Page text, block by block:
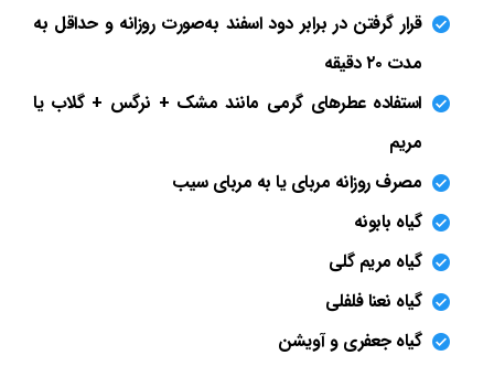
قرار گرفتن در برابر دود اسفند به‌صورت روزانه و حداقل به
مدت ۲۰ دقیقه
استفاده عطرهای گرمی مانند مشک + نرگس + گلاب یا
مریم
مصرف روزانه مربای یا به مربای سیب
گیاه بابونه
گیاه مریم گلی
گیاه نعنا فلفلی
گیاه جعفری و آویشن